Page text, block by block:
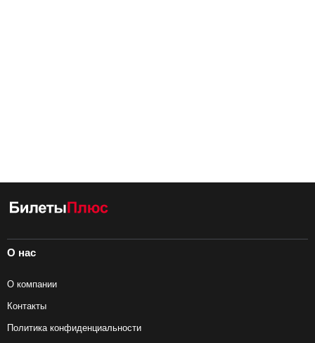
О нас
О компании
Контакты
Политика конфиденциальности